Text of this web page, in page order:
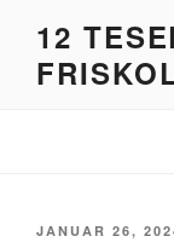
indhold
12
UDGIVET
JANUAR 26,